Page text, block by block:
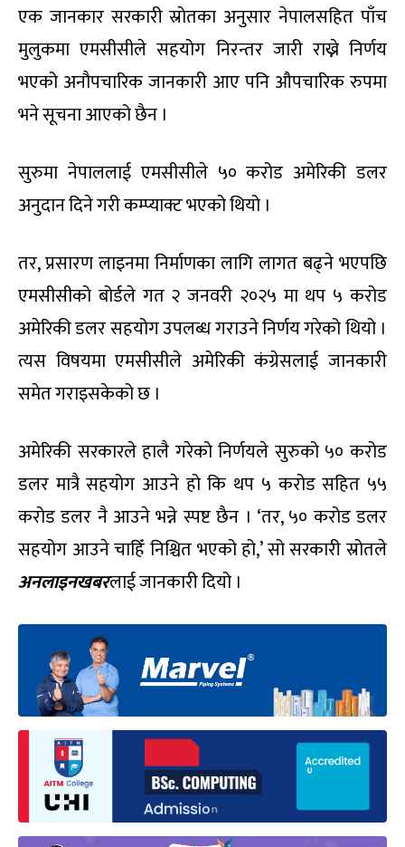
एक जानकार सरकारी स्रोतका अनुसार नेपालसहित पाँच
मुलुकमा एमसीसीले सहयोग निरन्तर जारी राख्ने निर्णय
भएको अनौपचारिक जानकारी आए पनि औपचारिक रुपमा
भने सूचना आएको छैन ।
सुरुमा नेपाललाई एमसीसीले ५० करोड अमेरिकी डलर
अनुदान दिने गरी कम्प्याक्ट भएको थियो ।
तर, प्रसारण लाइनमा निर्माणका लागि लागत बढ्ने भएपछि
एमसीसीको बोर्डले गत २ जनवरी २०२५ मा थप ५ करोड
अमेरिकी डलर सहयोग उपलब्ध गराउने निर्णय गरेको थियो ।
त्यस विषयमा एमसीसीले अमेरिकी कंग्रेसलाई जानकारी
समेत गराइसकेको छ ।
अमेरिकी सरकारले हालै गरेको निर्णयले सुरुको ५० करोड
डलर मात्रै सहयोग आउने हो कि थप ५ करोड सहित ५५
करोड डलर नै आउने भन्ने स्पष्ट छैन । ‘तर, ५० करोड डलर
सहयोग आउने चाहिँ निश्चित भएको हो,’ सो सरकारी स्रोतले
अनलाइनखबरलाई जानकारी दियो ।